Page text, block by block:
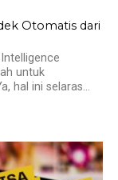
Otomatis dari
untuk
hal ini selaras...